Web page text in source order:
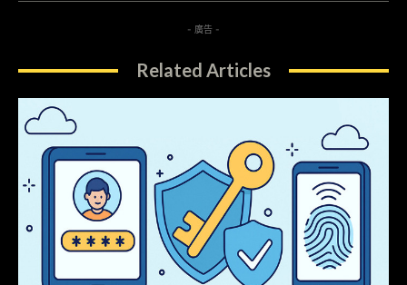
- 廣告 -
Related Articles